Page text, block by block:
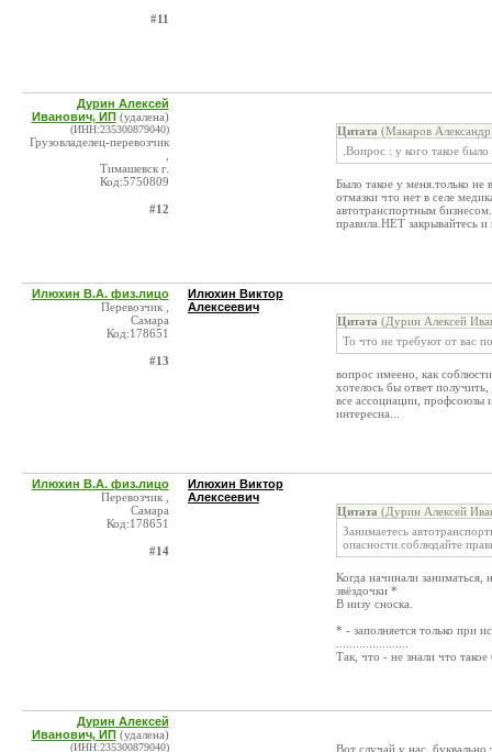
#11
Дурин Алексей
Иванович, ИП (удалена)
(ИНН:235300879040)
Грузовладелец-перевозчик
Тимашевск г.
Код:5750809
#12
Цитата (Макаров
.Вопрос : у кого такое
Было такое у меня.только
отмазки что нет в селе
автотранспортным
правила.НЕТ закрывайтесь и
Илюхин В.А. физ.лицо
Перевозчик ,
Самара
Код:178651
#13
Илюхин Виктор
Алексеевич
Цитата (Дурин Алексей
То что не требуют от вас
вопрос имеено, как соблюсти
хотелось бы ответ
все ассоциации, профсоюзы
интересна...
Илюхин В.А. физ.лицо
Перевозчик ,
Самара
Код:178651
#14
Илюхин Виктор
Алексеевич
Цитата (Дурин Алексей
Занимаетесь
опасности.соблюдайте
Когда начинали
звёздочки *
В низу сноска.
* - заполняется только при
Так, что - не знали что такое
Дурин Алексей
Иванович, ИП (удалена)
(ИНН:235300879040)
Вот случай у нас.